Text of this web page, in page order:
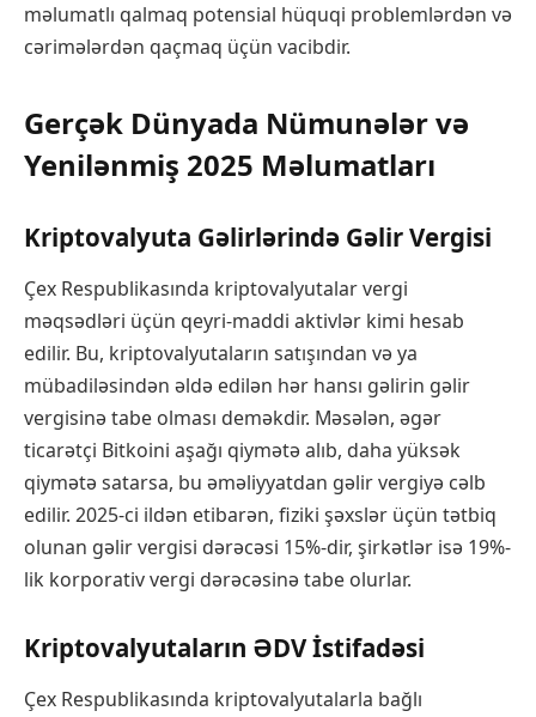
məlumatlı qalmaq potensial hüquqi problemlərdən və
cərimələrdən qaçmaq üçün vacibdir.
Gerçək Dünyada Nümunələr və
Yenilənmiş 2025 Məlumatları
Kriptovalyuta Gəlirlərində Gəlir Vergisi
Çex Respublikasında kriptovalyutalar vergi
məqsədləri üçün qeyri-maddi aktivlər kimi hesab
edilir. Bu, kriptovalyutaların satışından və ya
mübadiləsindən əldə edilən hər hansı gəlirin gəlir
vergisinə tabe olması deməkdir. Məsələn, əgər
ticarətçi Bitkoini aşağı qiymətə alıb, daha yüksək
qiymətə satarsa, bu əməliyyatdan gəlir vergiyə cəlb
edilir. 2025-ci ildən etibarən, fiziki şəxslər üçün tətbiq
olunan gəlir vergisi dərəcəsi 15%-dir, şirkətlər isə 19%-
lik korporativ vergi dərəcəsinə tabe olurlar.
Kriptovalyutaların ƏDV İstifadəsi
Çex Respublikasında kriptovalyutalarla bağlı